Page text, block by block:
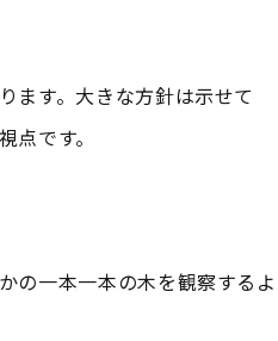
ます。大きな方針は示せて
です。
の一本一本の木を観察するよ